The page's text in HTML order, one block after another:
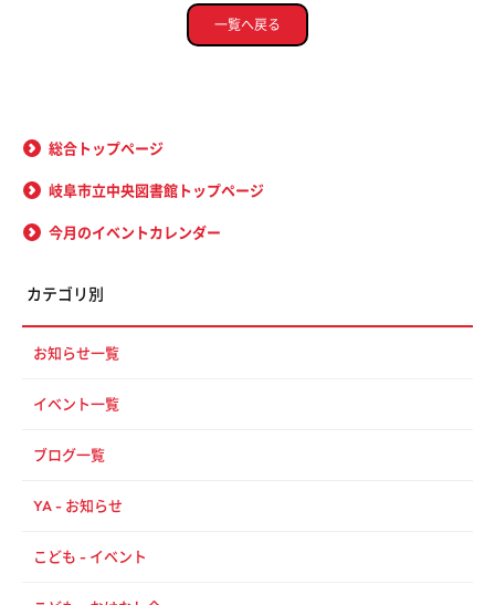
一覧へ戻る
総合トップページ
岐阜市立中央図書館トップページ
今月のイベントカレンダー
カテゴリ別
お知らせ一覧
イベント一覧
ブログ一覧
YA - お知らせ
こども - イベント